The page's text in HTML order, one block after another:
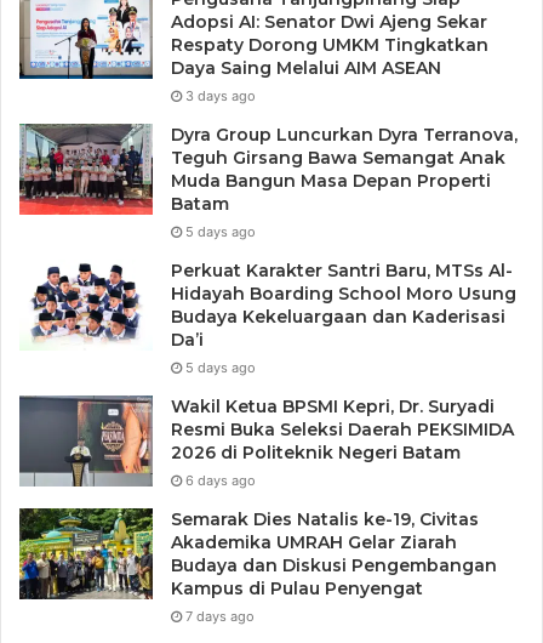
Adopsi AI: Senator Dwi Ajeng Sekar
Respaty Dorong UMKM Tingkatkan
Daya Saing Melalui AIM ASEAN
3 days ago
Dyra Group Luncurkan Dyra Terranova,
Teguh Girsang Bawa Semangat Anak
Muda Bangun Masa Depan Properti
Batam
5 days ago
Perkuat Karakter Santri Baru, MTSs Al-
Hidayah Boarding School Moro Usung
Budaya Kekeluargaan dan Kaderisasi
Da’i
5 days ago
Wakil Ketua BPSMI Kepri, Dr. Suryadi
Resmi Buka Seleksi Daerah PEKSIMIDA
2026 di Politeknik Negeri Batam
6 days ago
Semarak Dies Natalis ke-19, Civitas
Akademika UMRAH Gelar Ziarah
Budaya dan Diskusi Pengembangan
Kampus di Pulau Penyengat
7 days ago